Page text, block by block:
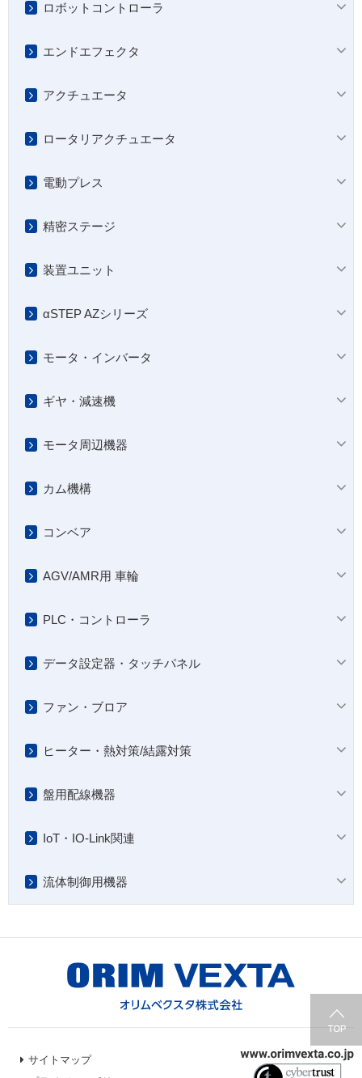
ロボットコントローラ
エンドエフェクタ
アクチュエータ
ロータリアクチュエータ
電動プレス
精密ステージ
装置ユニット
αSTEP AZシリーズ
モータ・インバータ
ギヤ・減速機
モータ周辺機器
カム機構
コンベア
AGV/AMR用 車輪
PLC・コントローラ
データ設定器・タッチパネル
ファン・ブロア
ヒーター・熱対策/結露対策
盤用配線機器
IoT・IO-Link関連
流体制御用機器
サイトマップ